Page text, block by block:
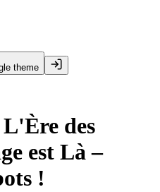
theme
des
est Là –
!